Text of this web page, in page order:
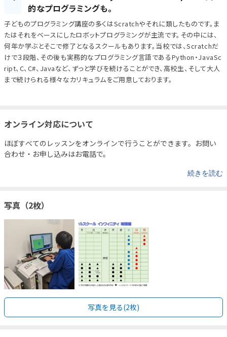
的なプログラミングも。
子どものプログラミング講座の多くはScratchやそれに類したものです。ま
たはそれをベースにしたロボットプログラミングが主流です。その中には、
何年か学ぶとそこで修了となるスクールもあります。当校では、Scratchだ
けで３段階、その後も実務的なプログラミング言語であるPython・JavaSc
ript、C、C#、Javaなど、ずっと学びを続けることができ、高校生、そして大人
まで続けられる様々なカリキュラムをご用意しております。
オンライン対応について
ほぼすべてのレッスンをオンラインで行うことができます。お問い
合わせ・お申し込みはお電話で。
続きを読む
写真（2枚）
写真を見る(2枚)